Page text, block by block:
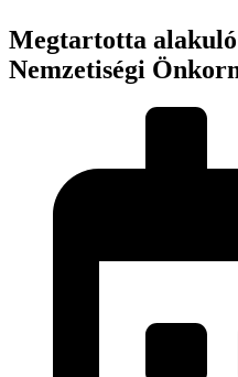
Megtartotta
Nemzetiségi